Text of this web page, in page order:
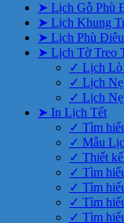
➤ Lịch Gỗ Phù
➤ Lịch Khung
➤ Lịch Phù
➤ Lịch Tờ Treo
✓ Lịch
✓ Lịch
✓ Lịch
➤ In Lịch Tết
✓ Tìm
✓ Mẫu
✓ Thiết
✓ Tìm
✓ Tìm
✓ Tìm
✓ Tìm